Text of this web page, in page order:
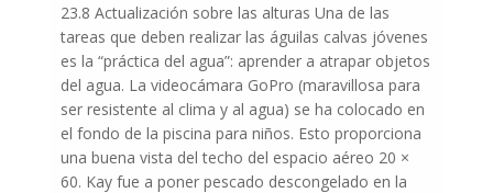
23.8 Actualización sobre las alturas Una de las
tareas que deben realizar las águilas calvas jóvenes
es la “práctica del agua”: aprender a atrapar objetos
del agua. La videocámara GoPro (maravillosa para
ser resistente al clima y al agua) se ha colocado en
el fondo de la piscina para niños. Esto proporciona
una buena vista del techo del espacio aéreo 20 ×
60. Kay fue a poner pescado descongelado en la